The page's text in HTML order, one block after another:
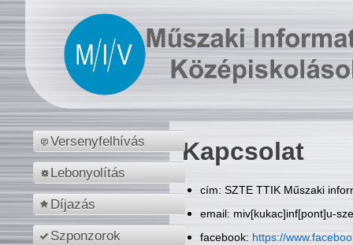
Versenyfelhívás
Lebonyolítás
Díjazás
Szponzorok
Kapcsolat
cím: SZTE TTIK Műszaki
email: miv[kukac]inf[pont]u-
facebook: https://